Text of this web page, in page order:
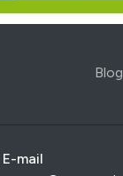
Blog
E-mail